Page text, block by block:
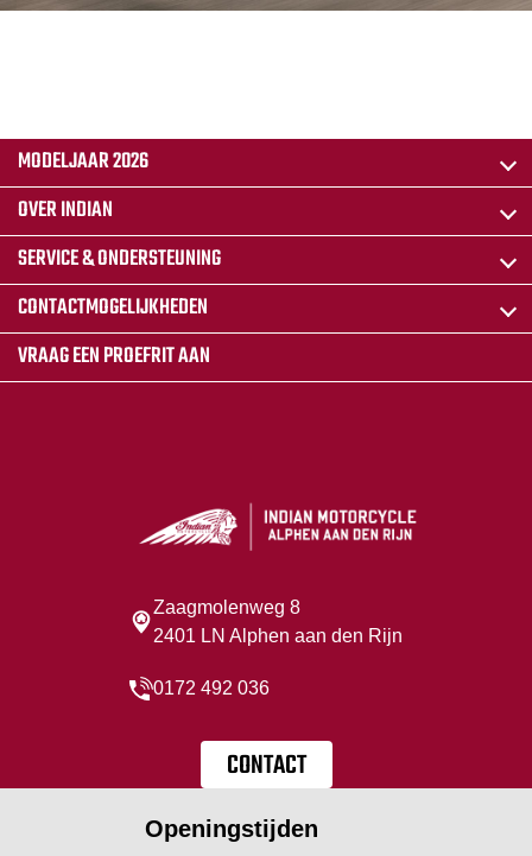
MODELJAAR 2026
OVER INDIAN
SERVICE & ONDERSTEUNING
CONTACTMOGELIJKHEDEN
VRAAG EEN PROEFRIT AAN
Zaagmolenweg 8
2401 LN Alphen aan den Rijn
0172 492 036
CONTACT
Openingstijden